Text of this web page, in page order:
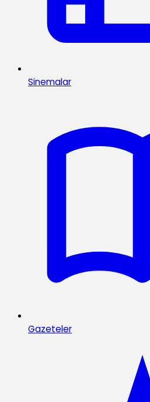
Sinemalar
Gazeteler